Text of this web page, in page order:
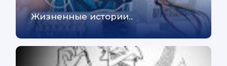
Жизненные истории..